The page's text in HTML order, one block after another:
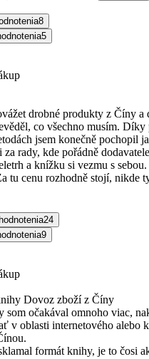
8
5
drobné produkty z Číny a
co všechno musím.
jsem konečně pochopil
rady, kde pořádně
a knížku si vezmu s
tu cenu rozhodně stojí, nikde
24
9
Dovoz zboží z Číny
som očakával omnoho viac,
v oblasti internetového alebo
formát knihy, je to čosi